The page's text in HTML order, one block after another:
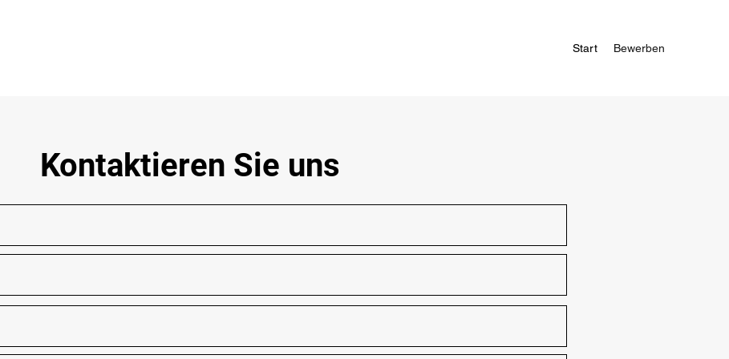
Start Bewerben
Kontaktieren Sie uns